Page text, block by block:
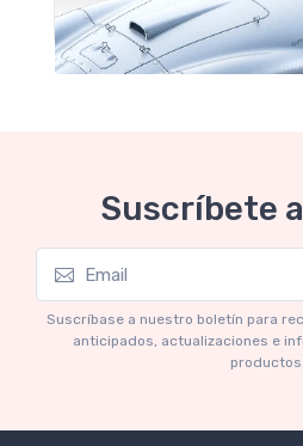
Ferrari 166 MM Abarth
Version 1953 scala 1/18
Suscríbete
Suscríbase a nuestro boletín para
anticipados, actualizaciones e
productos.